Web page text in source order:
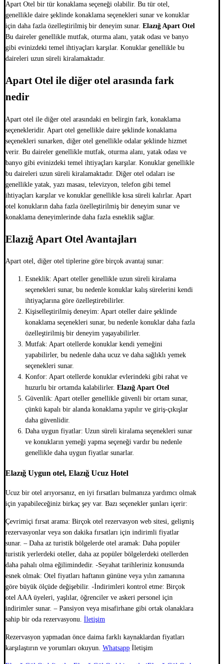
Apart Otel bir tür konaklama seçeneği olabilir. Bu tür otel,
genellikle daire şeklinde konaklama seçenekleri sunar ve konuklar
için daha fazla özelleştirilmiş bir deneyim sunar. Elazığ Apart Otel
Bu daireler genellikle mutfak, oturma alanı, yatak odası ve banyo
gibi evinizdeki temel ihtiyaçları karşılar. Konuklar genellikle bu
daireleri uzun süreli kiralamaktadır.
Apart Otel ile diğer otel arasında fark
nedir
Apart otel ile diğer otel arasındaki en belirgin fark, konaklama
seçenekleridir. Apart otel genellikle daire şeklinde konaklama
seçenekleri sunarken, diğer otel genellikle odalar şeklinde hizmet
verir. Bu daireler genellikle mutfak, oturma alanı, yatak odası ve
banyo gibi evinizdeki temel ihtiyaçları karşılar. Konuklar genellikle
bu daireleri uzun süreli kiralamaktadır. Diğer otel odaları ise
genellikle yatak, yazı masası, televizyon, telefon gibi temel
ihtiyaçları karşılar ve konuklar genellikle kısa süreli kalırlar. Apart
otel konukların daha fazla özelleştirilmiş bir deneyim sunar ve
konaklama deneyimlerinde daha fazla esneklik sağlar.
Elazığ Apart Otel Avantajları
Apart otel, diğer otel tiplerine göre birçok avantaj sunar:
Esneklik: Apart oteller genellikle uzun süreli kiralama
seçenekleri sunar, bu nedenle konuklar kalış sürelerini kendi
ihtiyaçlarına göre özelleştirebilirler.
Kişiselleştirilmiş deneyim: Apart oteller daire şeklinde
konaklama seçenekleri sunar, bu nedenle konuklar daha fazla
özelleştirilmiş bir deneyim yaşayabilirler.
Mutfak: Apart otellerde konuklar kendi yemeğini
yapabilirler, bu nedenle daha ucuz ve daha sağlıklı yemek
seçenekleri sunar.
Konfor: Apart otellerde konuklar evlerindeki gibi rahat ve
huzurlu bir ortamda kalabilirler. Elazığ Apart Otel
Güvenlik: Apart oteller genellikle güvenli bir ortam sunar,
çünkü kapalı bir alanda konaklama yapılır ve giriş-çıkışlar
daha güvenlidir.
Daha uygun fiyatlar: Uzun süreli kiralama seçenekleri sunar
ve konukların yemeği yapma seçeneği vardır bu nedenle
genellikle daha uygun fiyatlar sunarlar.
Elazığ Uygun otel, Elazığ Ucuz Hotel
Ucuz bir otel arıyorsanız, en iyi fırsatları bulmanıza yardımcı olmak
için yapabileceğiniz birkaç şey var. Bazı seçenekler şunları içerir:
Çevrimiçi fırsat arama: Birçok otel rezervasyon web sitesi, gelişmiş
rezervasyonlar veya son dakika fırsatları için indirimli fiyatlar
sunar. – Daha az turistik bölgelerde otel aramak: Daha popüler
turistik yerlerdeki oteller, daha az popüler bölgelerdeki otellerden
daha pahalı olma eğilimindedir. -Seyahat tarihleriniz konusunda
esnek olmak: Otel fiyatları haftanın gününe veya yılın zamanına
göre büyük ölçüde değişebilir. -İndirimleri kontrol etme: Birçok
otel AAA üyeleri, yaşlılar, öğrenciler ve askeri personel için
indirimler sunar. – Pansiyon veya misafirhane gibi ortak olanaklara
sahip bir oda rezervasyonu. İletişim
Rezervasyon yapmadan önce daima farklı kaynaklardan fiyatları
karşılaştırın ve yorumları okuyun. Whatsapp İletişim